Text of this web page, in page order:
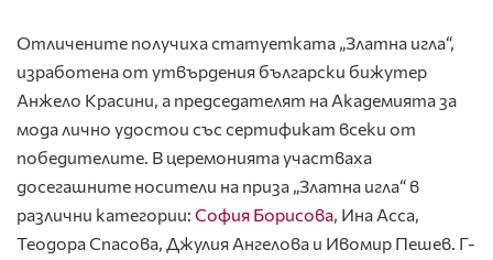
Отличените получиха статуетката „Златна игла“,
изработена от утвърдения български бижутер
Анжело Красини, а председателят на Академията за
мода лично удостои със сертификат всеки от
победителите. В церемонията участваха
досегашните носители на приза „Златна игла“ в
различни категории: София Борисова, Ина Асса,
Теодора Спасова, Джулия Ангелова и Ивомир Пешев. Г-